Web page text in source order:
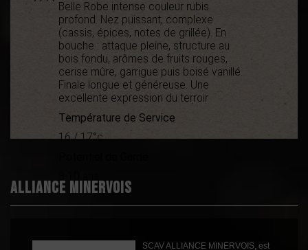
Belle Robe intense couleur rubis
profond. Nez puissant, complexe
(cassis, épices, notes de grillée). En
bouche : attaque pleine, structure au
bois fondu, arômes de fruits rouges,
cerise mûre, garrigue puis boisé vanillé.
Finale longue et généreuse. Une
excellente expression du terroir
Température de Service
16 / 17°c
Démarche
environnementale
Haute Valeur
Environnementale
Puissant
Épicé 2
Grenache
Alliance Minervois
SCAV ALLIANCE MINERVOIS, est